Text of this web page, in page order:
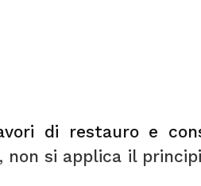
di restauro e
si applica il